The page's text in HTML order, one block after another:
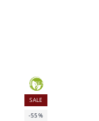
GREEN
SALE
-55%